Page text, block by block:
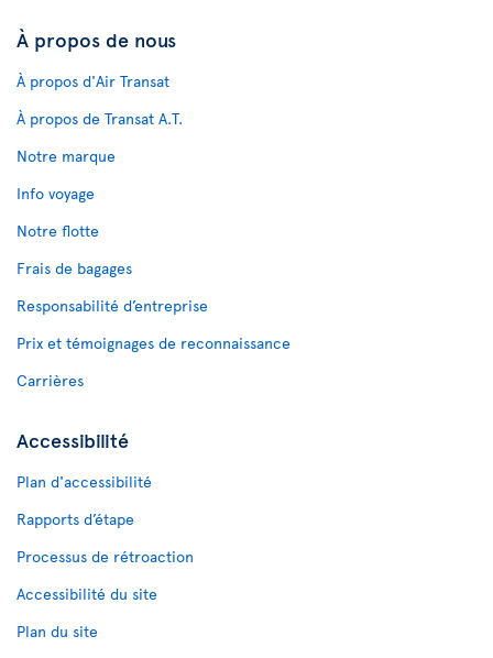
À propos de nous
À propos d'Air Transat
À propos de Transat A.T.
Notre marque
Info voyage
Notre flotte
Frais de bagages
Responsabilité d’entreprise
Prix et témoignages de reconnaissance
Carrières
Accessibilité
Plan d'accessibilité
Rapports d’étape
Processus de rétroaction
Accessibilité du site
Plan du site